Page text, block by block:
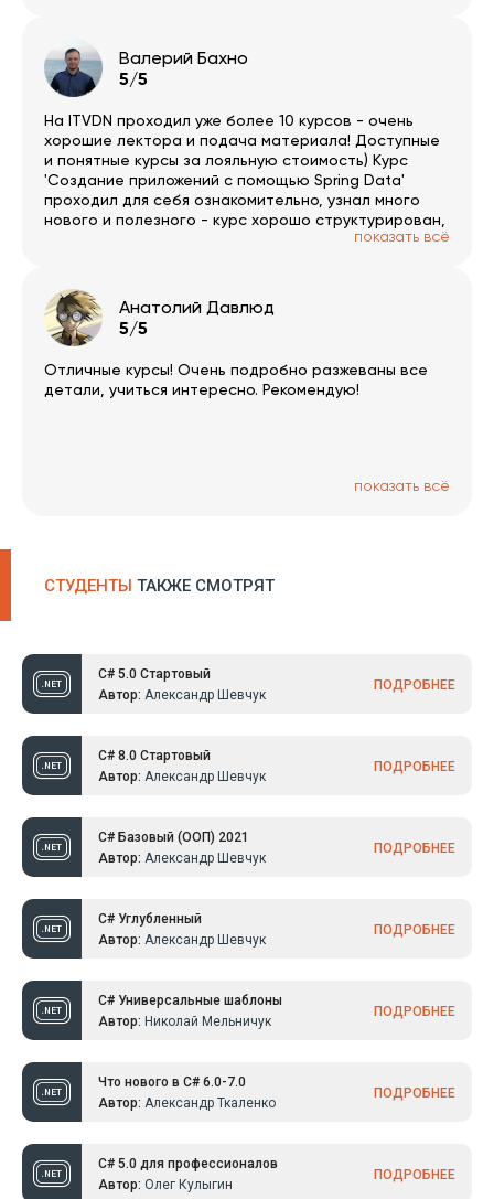
Валерий Бахно
5/5
На ITVDN проходил уже более 10 курсов - очень
хорошие лектора и подача материала! Доступные
и понятные курсы за лояльную стоимость) Курс
'Создание приложений с помощью Spring Data'
проходил для себя ознакомительно, узнал много
нового и полезного - курс хорошо структурирован,
много наглядности, работы с кодом, осталсяпоказать всё
Анатолий Давлюд
5/5
Отличные курсы! Очень подробно разжеваны все
детали, учиться интересно. Рекомендую!
показать всё
СТУДЕНТЫ ТАКЖЕ СМОТРЯТ
C# 5.0 Стартовый
Автор: Александр Шевчук
ПОДРОБНЕЕ
C# 8.0 Стартовый
Автор: Александр Шевчук
ПОДРОБНЕЕ
C# Базовый (ООП) 2021
Автор: Александр Шевчук
ПОДРОБНЕЕ
C# Углубленный
Автор: Александр Шевчук
ПОДРОБНЕЕ
C# Универсальные шаблоны
Автор: Николай Мельничук
ПОДРОБНЕЕ
Что нового в C# 6.0-7.0
Автор: Александр Ткаленко
ПОДРОБНЕЕ
C# 5.0 для профессионалов
Автор: Олег Кулыгин
ПОДРОБНЕЕ